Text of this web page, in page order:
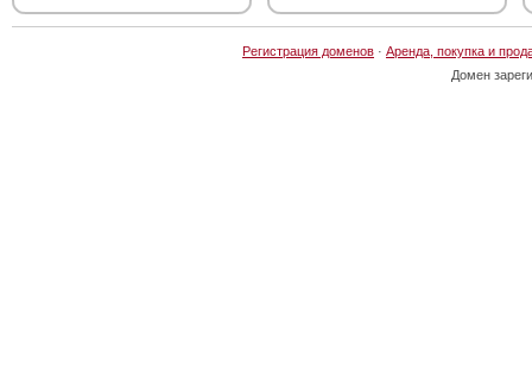
Регистрация доменов · Аренда, покупка и
Домен